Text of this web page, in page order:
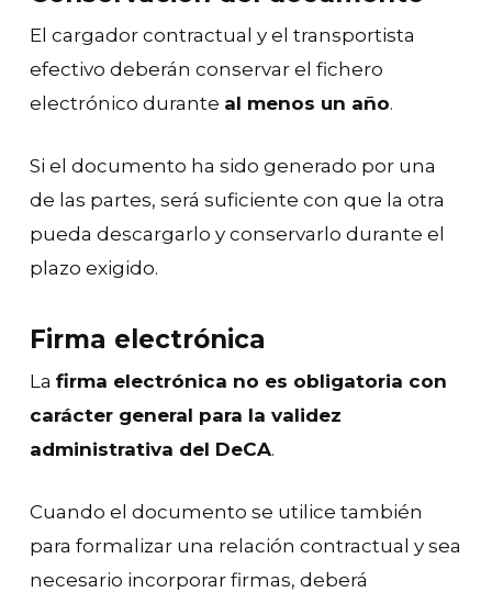
El cargador contractual y el transportista
efectivo deberán conservar el fichero
electrónico durante al menos un año.
Si el documento ha sido generado por una
de las partes, será suficiente con que la otra
pueda descargarlo y conservarlo durante el
plazo exigido.
Firma electrónica
La firma electrónica no es obligatoria con
carácter general para la validez
administrativa del DeCA.
Cuando el documento se utilice también
para formalizar una relación contractual y sea
necesario incorporar firmas, deberá